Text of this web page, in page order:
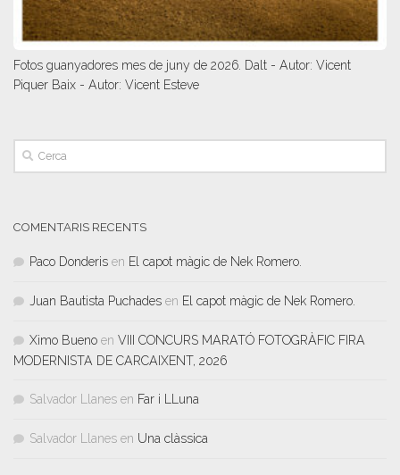
Fotos guanyadores mes de juny de 2026. Dalt - Autor: Vicent
Piquer Baix - Autor: Vicent Esteve
COMENTARIS RECENTS
Paco Donderis en El capot màgic de Nek Romero.
Juan Bautista Puchades en El capot màgic de Nek Romero.
Ximo Bueno en VIII CONCURS MARATÓ FOTOGRÀFIC FIRA
MODERNISTA DE CARCAIXENT, 2026
Salvador Llanes en Far i LLuna
Salvador Llanes en Una clàssica